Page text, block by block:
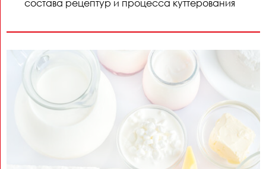
состава рецептур и процесса куттерования